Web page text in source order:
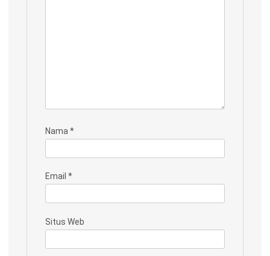
Nama *
Email *
Situs Web